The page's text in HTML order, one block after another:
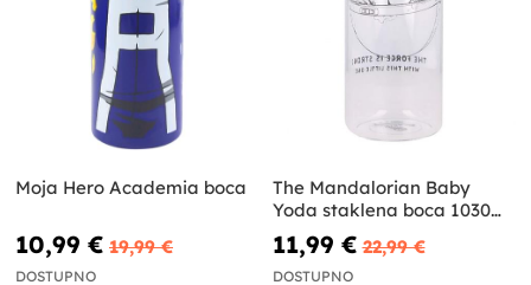
Moja Hero Academia boca
10,99 € 19,99 €
DOSTUPNO
The Mandalorian Baby
Yoda staklena boca 1030
ml - Ratovi zvijezda
11,99 € 22,99 €
DOSTUPNO